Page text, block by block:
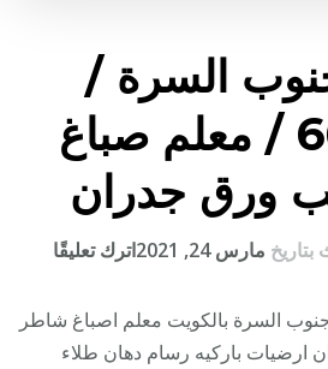
السرة /
66405052 / معلم صباغ
ورق جدران
بتاريخ مارس 24, 2021 اترك تعليقًا
في
السرة بالكويت معلم اصباغ شاطر
باركيه رسام دهان طلاء